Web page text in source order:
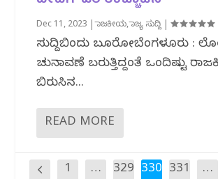
Dec 11, 2023 |ರಾಜಕೀಯ,ರಾಜ್ಯ ಸುದ್ದಿ |
ಸುದ್ದಿಬಿಂದು ಬ್ಯೂರೋಬೆಂಗಳೂರು :
ಚುನಾವಣೆ ಬರುತ್ತಿದ್ದಂತೆ ಒಂದಿಷ್ಟು
ಬಿರುಸಿನ...
READ MORE
1 … 329 330 331 …